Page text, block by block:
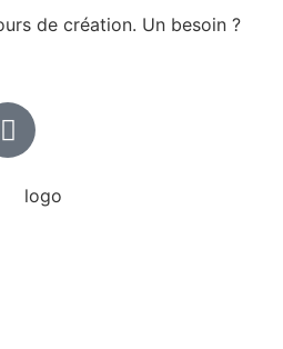
de création. Un besoin ?